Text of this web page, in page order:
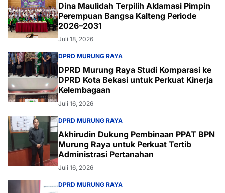
Dina Maulidah Terpilih Aklamasi Pimpin
Perempuan Bangsa Kalteng Periode
2026–2031
Juli 18, 2026
DPRD MURUNG RAYA
DPRD Murung Raya Studi Komparasi ke
DPRD Kota Bekasi untuk Perkuat Kinerja
Kelembagaan
Juli 16, 2026
DPRD MURUNG RAYA
Akhirudin Dukung Pembinaan PPAT BPN
Murung Raya untuk Perkuat Tertib
Administrasi Pertanahan
Juli 16, 2026
DPRD MURUNG RAYA